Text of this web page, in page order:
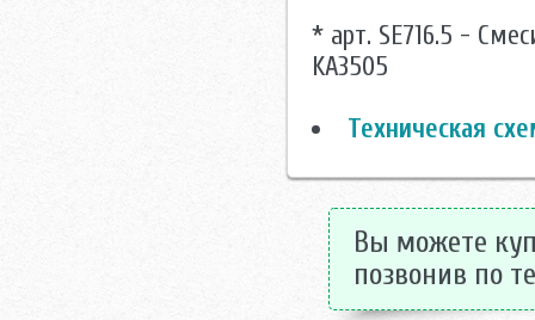
* арт. SE716.5 -
KA3505
Техническая
Вы можете
позвонив по